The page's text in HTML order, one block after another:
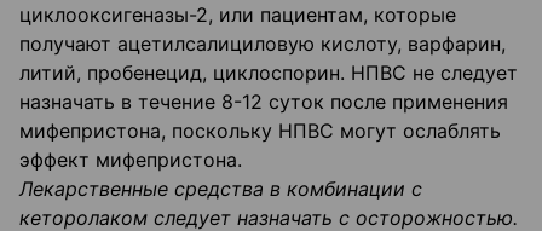
циклооксигеназы-2, или пациентам, которые
получают ацетилсалициловую кислоту, варфарин,
литий, пробенецид, циклоспорин. НПВС не следует
назначать в течение 8-12 суток после применения
мифепристона, поскольку НПВС могут ослаблять
эффект мифепристона.
Лекарственные средства в комбинации с
кеторолаком следует назначать с осторожностью.